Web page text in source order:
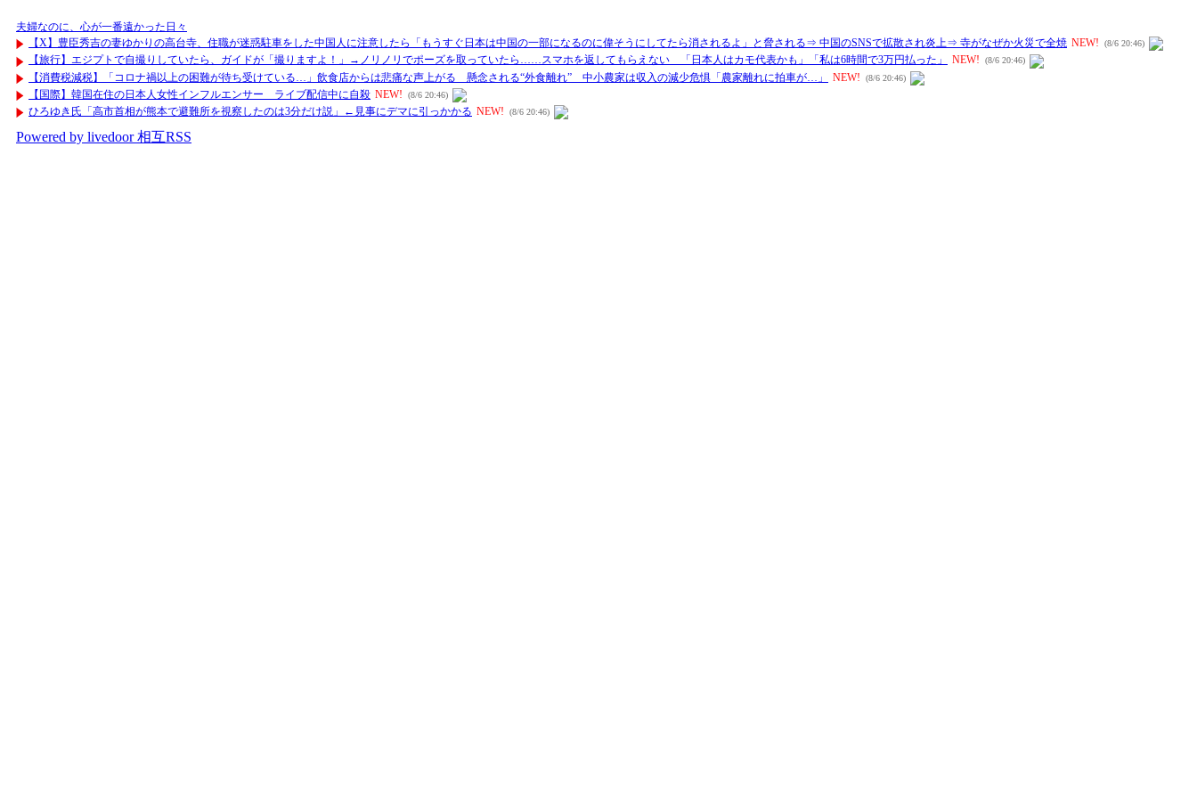
夫婦なのに、心が一番遠かった日々
【X】豊臣秀吉の妻ゆかりの高台寺、住職が迷惑駐車をした中国人に注意したら「もうすぐ日本は中国の一部になるのに偉そうにしてたら消されるよ」と脅される⇒ 中国のSNSで拡散され炎上⇒ 寺がなぜか火災で全焼 NEW! (8/6 20:46)
【旅行】エジプトで自撮りしていたら、ガイドが「撮りますよ！」→ノリノリでポーズを取っていたら……スマホを返してもらえない 「日本人はカモ代表かも」「私は6時間で3万円払った」 NEW! (8/6 20:46)
【消費税減税】「コロナ禍以上の困難が待ち受けている…」飲食店からは悲痛な声上がる 懸念される“外食離れ” 中小農家は収入の減少危惧「農家離れに拍車が…」 NEW! (8/6 20:46)
【国際】韓国在住の日本人女性インフルエンサー ライブ配信中に自殺 NEW! (8/6 20:46)
ひろゆき氏「高市首相が熊本で避難所を視察したのは3分だけ説」←見事にデマに引っかかる NEW! (8/6 20:46)
Powered by livedoor 相互RSS